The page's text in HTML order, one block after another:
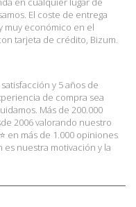
El coste de entrega
muy económico en el
tarjeta de crédito, Bizum.
y 5 años de
de compra sea
Más de 200.000
2006 valorando nuestro
en más de 1.000 opiniones
nuestra motivación y la